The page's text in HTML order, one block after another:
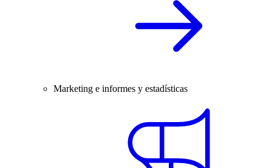
Marketing e informes y estadísticas